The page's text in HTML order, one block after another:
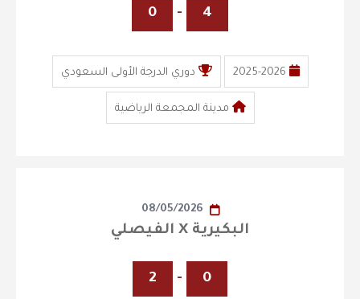
4
-
0
2025-2026 دوري الدرجة الأولى السعودي
مدينة المجمعة الرياضية
08/05/2026
البكيرية X الفيصلي
0
-
2